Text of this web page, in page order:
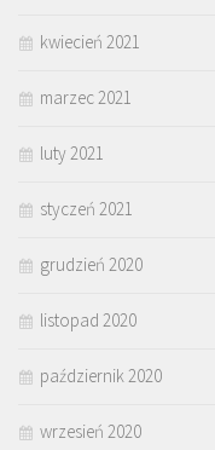
kwiecień 2021
marzec 2021
luty 2021
styczeń 2021
grudzień 2020
listopad 2020
październik 2020
wrzesień 2020